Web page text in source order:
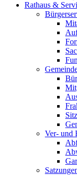
Rathaus &
Ver- und